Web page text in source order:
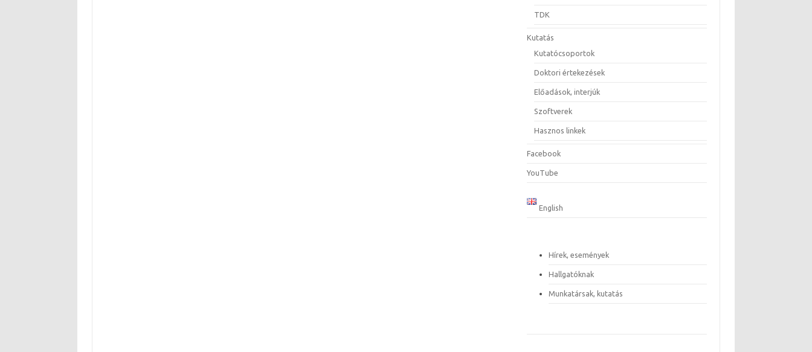
TDK
Kutatás
Kutatócsoportok
Doktori értekezések
Előadások, interjúk
Szoftverek
Hasznos linkek
Facebook
YouTube
English
Hírek, események
Hallgatóknak
Munkatársak, kutatás